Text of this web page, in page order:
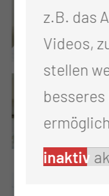
z.B. das
Videos,
stellen
inaktiv